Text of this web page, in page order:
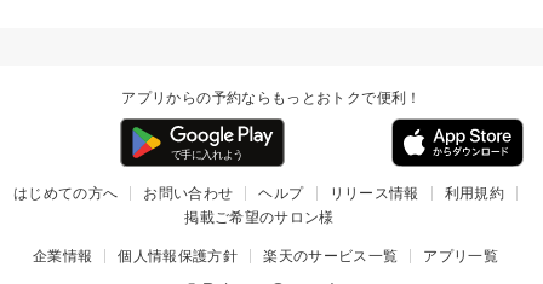
アプリからの予約ならもっとおトクで便利！
はじめての方へ お問い合わせ ヘルプ リリース情報
利用規約
掲載ご希望のサロン様
企業情報 個人情報保護方針 楽天のサービス一覧 アプリ一覧